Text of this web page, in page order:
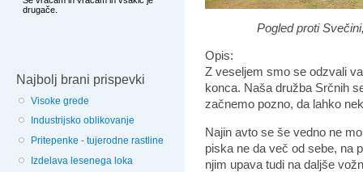
Najbolj brani prispevki
Visoke grede
Industrijsko oblikovanje
Pritepenke - tujerodne rastline
Izdelava lesenega loka
Pogled proti
Opis:
Z veseljem smo se odzvali
konca. Naša družba Srčnih
začnemo pozno, da lahko
Najin avto se še vedno ne
piska ne da več od sebe, na
njim upava tudi na daljše